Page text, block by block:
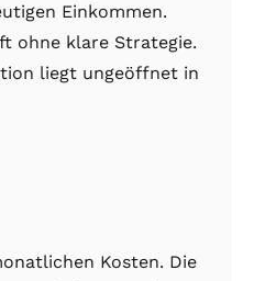
Einkommen.
ohne klare Strategie.
liegt ungeöffnet in
Kosten. Die